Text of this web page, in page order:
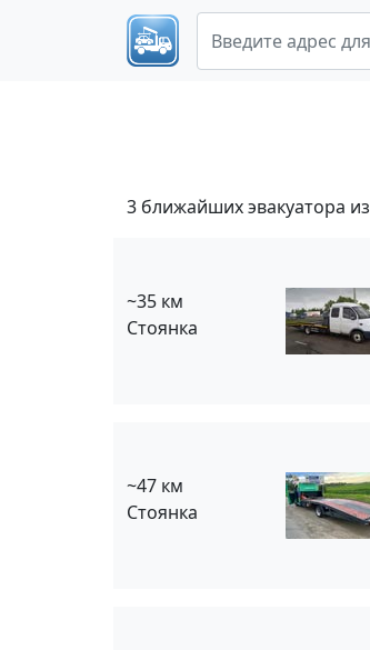
3 ближайших эвакуатора из
~35 км
Стоянка
~47 км
Стоянка